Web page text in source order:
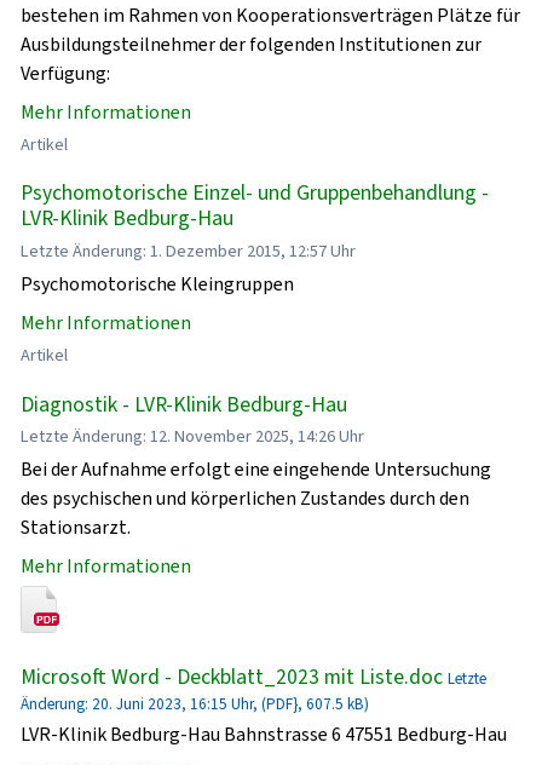
bestehen im Rahmen von Kooperationsverträgen Plätze für
Ausbildungsteilnehmer der folgenden Institutionen zur
Verfügung:
Mehr Informationen
Artikel
Psychomotorische Einzel- und Gruppenbehandlung -
LVR-Klinik Bedburg-Hau
Letzte Änderung: 1. Dezember 2015, 12:57 Uhr
Psychomotorische Kleingruppen
Mehr Informationen
Artikel
Diagnostik - LVR-Klinik Bedburg-Hau
Letzte Änderung: 12. November 2025, 14:26 Uhr
Bei der Aufnahme erfolgt eine eingehende Untersuchung
des psychischen und körperlichen Zustandes durch den
Stationsarzt.
Mehr Informationen
Microsoft Word - Deckblatt_2023 mit Liste.doc Letzte
Änderung: 20. Juni 2023, 16:15 Uhr, (PDF}, 607.5 kB)
LVR-Klinik Bedburg-Hau Bahnstrasse 6 47551 Bedburg-Hau